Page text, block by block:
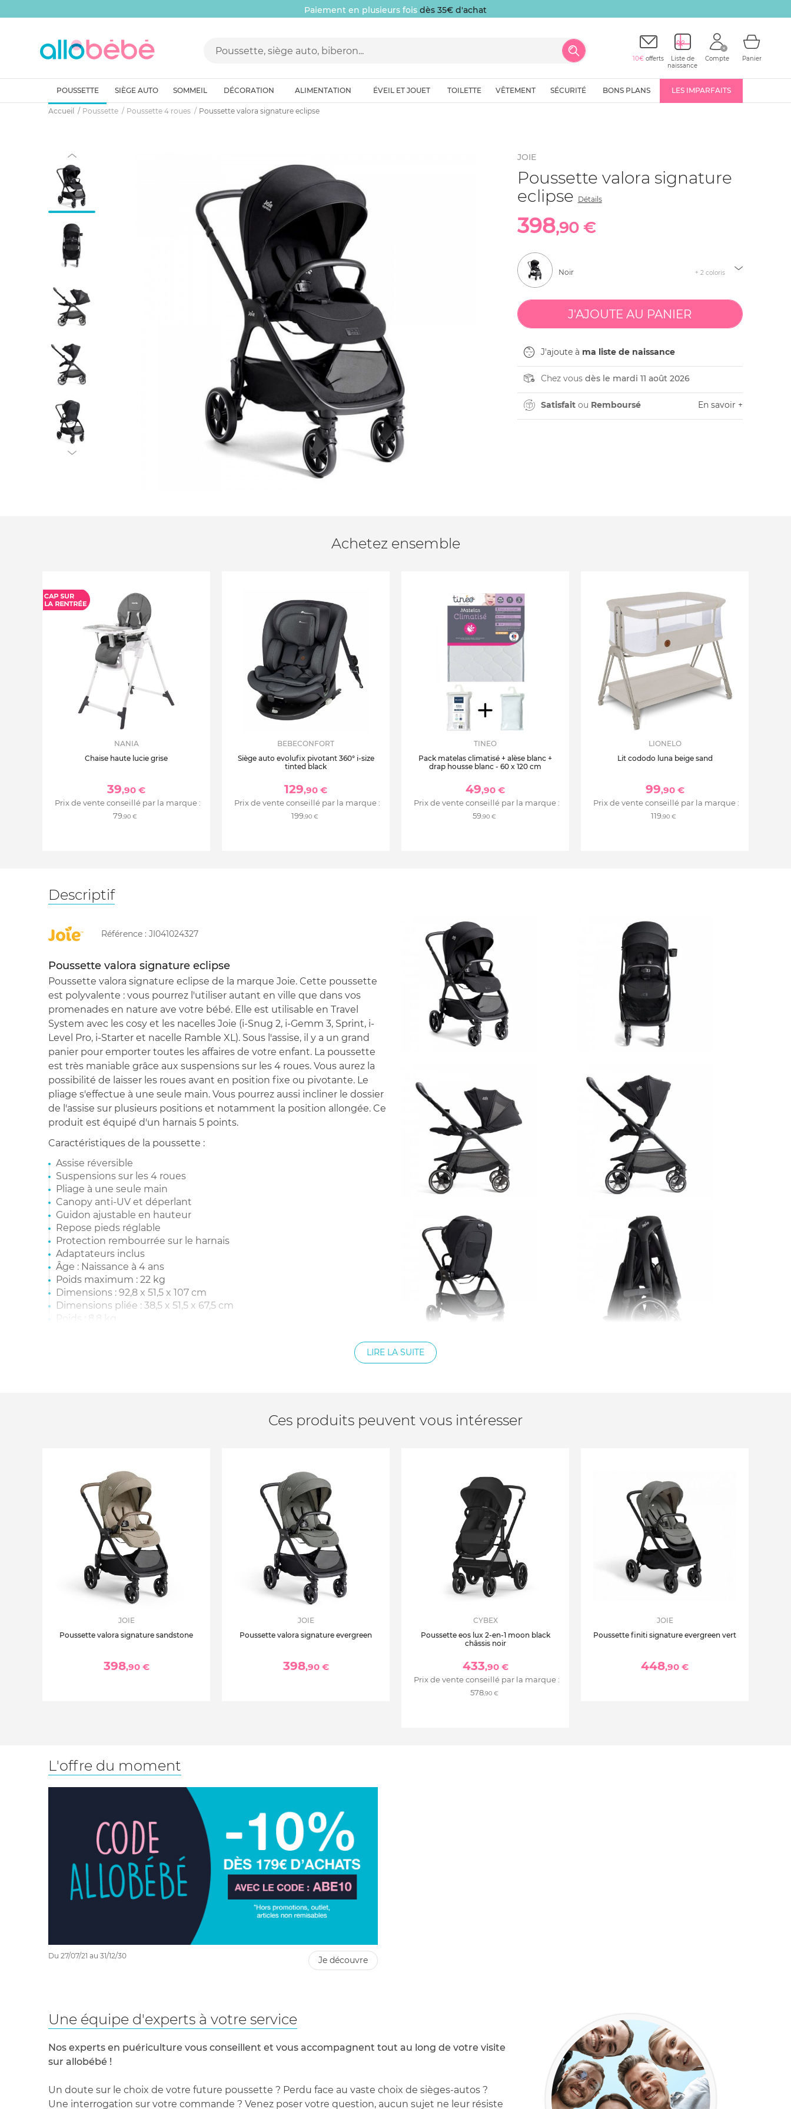
Paiement en plusieurs fois dès 35€ d'achat
10€ offerts
Liste de
naissance
Compte Panier
POUSSETTE SIÈGE AUTO SOMMEIL DÉCORATION ALIMENTATION ÉVEIL ET JOUET TOILETTE VÊTEMENT SÉCURITÉ BONS PLANS LES IMPARFAITS
Accueil Poussette Poussette 4 roues Poussette valora signature eclipse
JOIE
Poussette valora signature
eclipse Détails
398,90 €
Noir + 2 coloris
J'ajoute à ma liste de naissance
Chez vous dès le mardi 11 août 2026
Satisfaitou Remboursé En savoir +
Achetez ensemble
NANIA
Chaise haute lucie grise
39,90 €
Prix de vente conseillé par la marque :
79,90 €
BEBECONFORT
Siège auto evolufix pivotant 360° i-size
tinted black
129,90 €
Prix de vente conseillé par la marque :
199,90 €
TINEO
Pack matelas climatisé + alèse blanc +
drap housse blanc - 60 x 120 cm
49,90 €
Prix de vente conseillé par la marque :
59,90 €
LIONELO
Lit cododo luna beige sand
99,90 €
Prix de vente conseillé par la marque :
119,90 €
Descriptif
Référence : JI041024327
Poussette valora signature eclipse
Poussette valora signature eclipse de la marque Joie. Cette poussette
est polyvalente : vous pourrez l'utiliser autant en ville que dans vos
promenades en nature ave votre bébé. Elle est utilisable en Travel
System avec les cosy et les nacelles Joie (i-Snug 2, i-Gemm 3, Sprint, i-
Level Pro, i-Starter et nacelle Ramble XL). Sous l'assise, il y a un grand
panier pour emporter toutes les affaires de votre enfant. La poussette
est très maniable grâce aux suspensions sur les 4 roues. Vous aurez la
possibilité de laisser les roues avant en position fixe ou pivotante. Le
pliage s'effectue à une seule main. Vous pourrez aussi incliner le dossier
de l'assise sur plusieurs positions et notamment la position allongée. Ce
produit est équipé d'un harnais 5 points.
Caractéristiques de la poussette :
Assise réversible
Suspensions sur les 4 roues
Pliage à une seule main
Canopy anti-UV et déperlant
Guidon ajustable en hauteur
Repose pieds réglable
Protection rembourrée sur le harnais
Adaptateurs inclus
Âge : Naissance à 4 ans
Poids maximum : 22 kg
Dimensions : 92,8 x 51,5 x 107 cm
Dimensions pliée : 38,5 x 51,5 x 67,5 cm
Poids : 8,8 kg
LIRE LA SUITE
Ces produits peuvent vous intéresser
JOIE
Poussette valora signature sandstone
398,90 €
JOIE
Poussette valora signature evergreen
398,90 €
CYBEX
Poussette eos lux 2-en-1 moon black
châssis noir
433,90 €
Prix de vente conseillé par la marque :
578,90 €
JOIE
Poussette finiti signature evergreen vert
448,90 €
L'offre du moment
Du 27/07/21 au 31/12/30 je découvre
Une équipe d'experts à votre service
Nos experts en puériculture vous conseillent et vous accompagnent tout au long de votre visite
sur allobébé !
Un doute sur le choix de votre future poussette ? Perdu face au vaste choix de sièges-autos ?
Une interrogation sur votre commande ? Venez poser votre question, aucun sujet ne leur résiste